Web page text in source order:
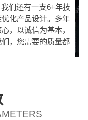
们还有一支6+年技
化产品设计。多年
，以诚信为基本，
，您需要的质量都